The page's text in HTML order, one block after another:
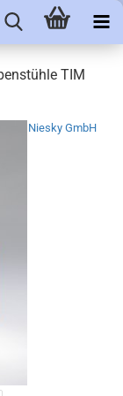
TIM
Niesky GmbH